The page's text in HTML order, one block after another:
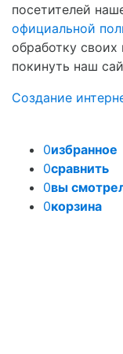
посетителей
официальной
обработку
покинуть наш
Создание
0избранное
0сравнить
0вы
0корзина